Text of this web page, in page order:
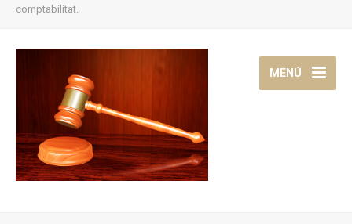
comptabilitat.
MENÚ